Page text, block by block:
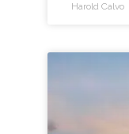
Harold Calvo